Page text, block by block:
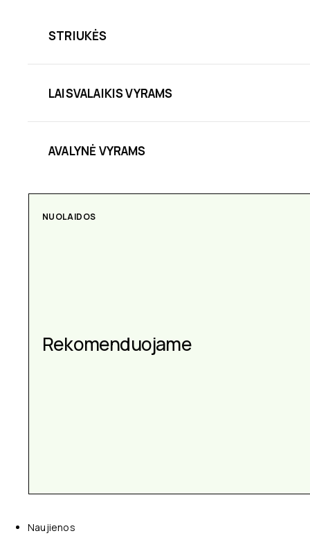
STRIUKĖS
LAISVALAIKIS VYRAMS
AVALYNĖ VYRAMS
NUOLAIDOS
Rekomenduojame
AKSESUARAI
Aksesuarai kiekvienai
progai
Naujienos